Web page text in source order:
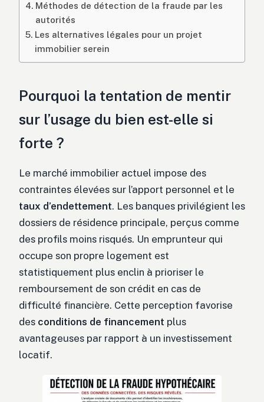
Méthodes de détection de la fraude par les
autorités
Les alternatives légales pour un projet
immobilier serein
Pourquoi la tentation de mentir
sur l’usage du bien est-elle si
forte ?
Le marché immobilier actuel impose des
contraintes élevées sur l’apport personnel et le
taux d’endettement. Les banques privilégient les
dossiers de résidence principale, perçus comme
des profils moins risqués. Un emprunteur qui
occupe son propre logement est
statistiquement plus enclin à prioriser le
remboursement de son crédit en cas de
difficulté financière. Cette perception favorise
des conditions de financement plus
avantageuses par rapport à un investissement
locatif.